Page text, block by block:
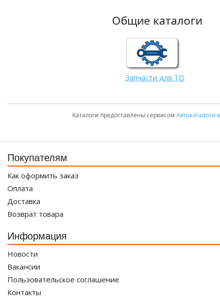
Общие каталоги
Запчасти для ТО
Каталоги предоставлены сервисом Автокаталоги
Покупателям
Как оформить заказ
Оплата
Доставка
Возврат товара
Информация
Новости
Вакансии
Пользовательское соглашение
Контакты